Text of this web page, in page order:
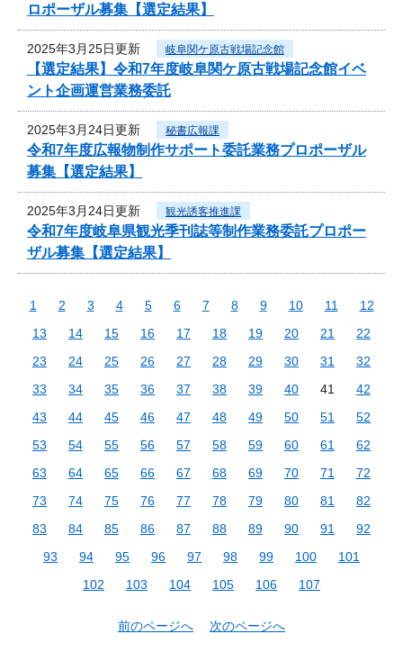
ロポーザル募集【選定結果】
2025年3月25日更新 岐阜関ケ原古戦場記念館
【選定結果】令和7年度岐阜関ケ原古戦場記念館イベ
ント企画運営業務委託
2025年3月24日更新 秘書広報課
令和7年度広報物制作サポート委託業務プロポーザル
募集【選定結果】
2025年3月24日更新 観光誘客推進課
令和7年度岐阜県観光季刊誌等制作業務委託プロポー
ザル募集【選定結果】
1 2 3 4 5 6 7 8 9 10 11
12
13
14 15 16 17 18 19 20 21
22
23
24 25 26 27 28 29 30 31
32
33
34 35 36 37 38 39 40 41
42
43
44 45 46 47 48 49 50 51
52
53
54 55 56 57 58 59 60 61
62
63
64 65 66 67 68 69 70 71
72
73
74 75 76 77 78 79 80 81
82
83
84 85 86 87 88 89 90 91
92
93
94 95 96 97 98 99 100
101
102
103 104 105 106 107
前のページへ 次のページへ